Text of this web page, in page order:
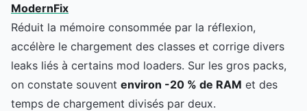
ModernFix
Réduit la mémoire consommée par la réflexion,
accélère le chargement des classes et corrige divers
leaks liés à certains mod loaders. Sur les gros packs,
on constate souvent environ -20 % de RAM et des
temps de chargement divisés par deux.